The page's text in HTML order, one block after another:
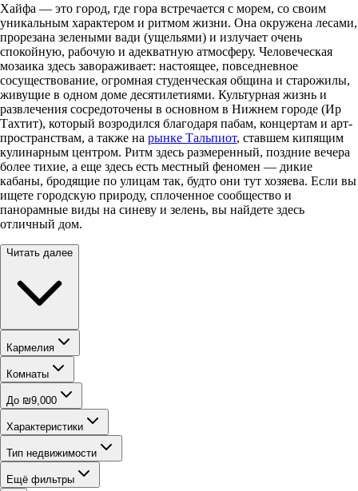
Хайфа — это город, где гора встречается с морем, со своим
уникальным характером и ритмом жизни. Она окружена лесами,
прорезана зелеными вади (ущельями) и излучает очень
спокойную, рабочую и адекватную атмосферу. Человеческая
мозаика здесь завораживает: настоящее, повседневное
сосуществование, огромная студенческая община и старожилы,
живущие в одном доме десятилетиями. Культурная жизнь и
развлечения сосредоточены в основном в Нижнем городе (Ир
Тахтит), который возродился благодаря пабам, концертам и арт-
пространствам, а также на рынке Тальпиот, ставшем кипящим
кулинарным центром. Ритм здесь размеренный, поздние вечера
более тихие, а еще здесь есть местный феномен — дикие
кабаны, бродящие по улицам так, будто они тут хозяева. Если вы
ищете городскую природу, сплоченное сообщество и
панорамные виды на синеву и зелень, вы найдете здесь
отличный дом.
Читать далее
Кармелия
Комнаты
До ₪9,000
Характеристики
Тип недвижимости
Ещё фильтры